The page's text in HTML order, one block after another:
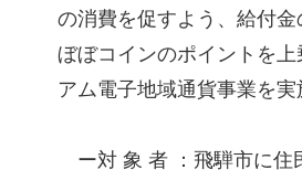
の消費を促すよう、給付
ぼぼコインのポイントを上
アム電子地域通貨事業を実
ー対 象 者 ：飛騨市に住